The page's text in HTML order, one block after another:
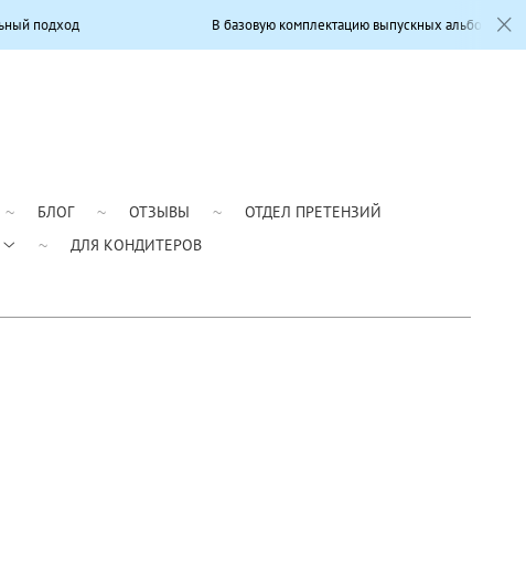
БЛОГ ОТЗЫВЫ
ОТДЕЛ ПРЕТЕНЗИЙ
ДЛЯ КОНДИТЕРОВ
В базовую комплектацию выпускных альбомов входит: